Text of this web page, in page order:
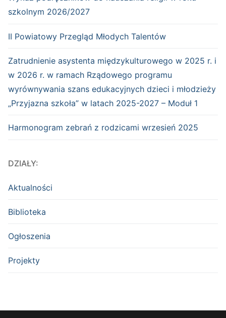
szkolnym 2026/2027
II Powiatowy Przegląd Młodych Talentów
Zatrudnienie asystenta międzykulturowego w 2025 r. i
w 2026 r. w ramach Rządowego programu
wyrównywania szans edukacyjnych dzieci i młodzieży
„Przyjazna szkoła” w latach 2025-2027 – Moduł 1
Harmonogram zebrań z rodzicami wrzesień 2025
DZIAŁY:
Aktualności
Biblioteka
Ogłoszenia
Projekty